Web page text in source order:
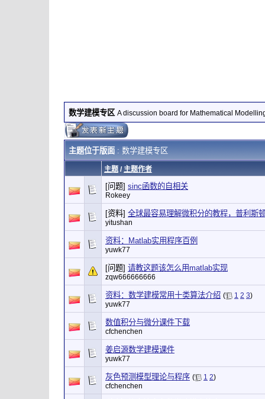
数学建模专区 A discussion board for Mathematical
主题位于版面: 数学建模专区
主题/ 主题作者
[问题] sinc函数的自相关
Rokeey
[资料] 全球最容易理解微积分的教程，普利斯
yitushan
资料：Matlab实用程序百例
yuwk77
[问题] 请教这题该怎么用matlab实现
zqw666666666
资料：数学建模常用十类算法介绍 ( 1 2 3)
yuwk77
数值积分与微分课件下载
cfchenchen
姜启源数学建模课件
yuwk77
灰色预测模型理论与程序 ( 1 2)
cfchenchen